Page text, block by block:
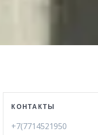
КОНТАКТЫ
+7(7714521950